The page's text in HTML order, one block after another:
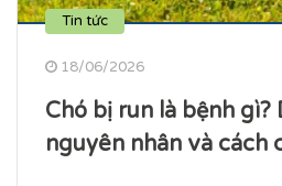
Tin tức
18/06/2026
Chó bị run là bệnh gì?
nguyên nhân và cách